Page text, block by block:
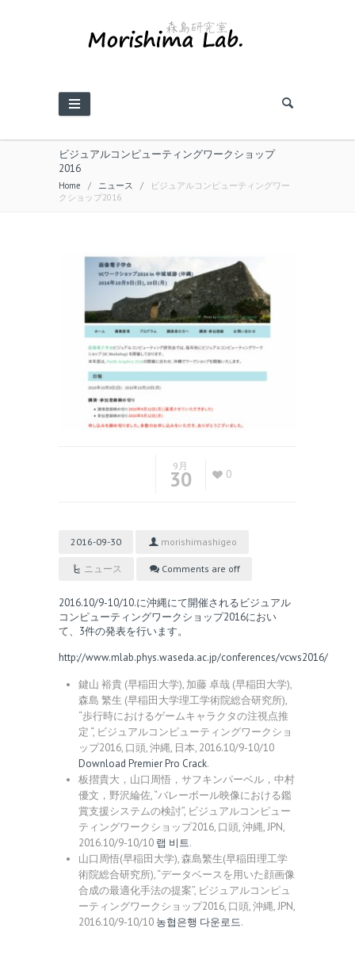
ビジュアルコンピューティングワークショップ
2016
Home / ニュース /
ビジュアルコンピューティングワー
クショップ2016
9月
30 0
2016-09-30 morishimashigeo
ニュース Comments are off
2016.10/9-10/10.に沖縄にて開催されるビジュアル
コンピューティングワークショップ2016におい
て、3件の発表を行います。
http://www.mlab.phys.waseda.ac.jp/conferences/vcws2016/
鍵山 裕貴 (早稲田大学), 加藤 卓哉 (早稲田大学),
森島 繁生 (早稲田大学理工学術院総合研究所),
“歩行時におけるゲームキャラクタの注視点推
定 “, ビジュアルコンピューティングワークショ
ップ2016, 口頭, 沖縄, 日本, 2016.10/9-10/10
Download Premier Pro Crack.
板摺貴大，山口周悟，サフキンパーベル，中村
優文，野沢綸佐, “バレーボール映像における鑑
賞支援システムの検討”, ビジュアルコンピュー
ティングワークショップ2016, 口頭, 沖縄, JPN,
2016.10/9-10/10 랩 비트.
山口周悟(早稲田大学), 森島繁生(早稲田理工学
術院総合研究所), “データベースを用いた顔画像
合成の最適化手法の提案”, ビジュアルコンピュ
ーティングワークショップ2016, 口頭, 沖縄, JPN,
2016.10/9-10/10 농협은행 다운로드.